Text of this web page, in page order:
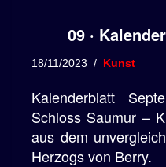
09 ·
18/11/2023 Kunst
Kalenderblatt
Schloss Saumur –
aus dem
Herzogs von Berry.